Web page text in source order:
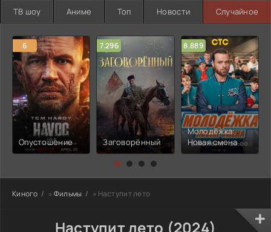
ТВ шоу Аниме Топ Новости Случайное
6
Опустошение
7.296
Заговорённый
8.889
Молодёжка:
Новая смена
Киного » Фильмы » Наступит лето
Наступит лето (2024)